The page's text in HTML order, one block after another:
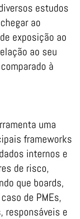
estudos
ao
exposição ao
ao seu
à
uma
frameworks
internos e
de risco,
que boards,
de PMEs,
responsáveis e